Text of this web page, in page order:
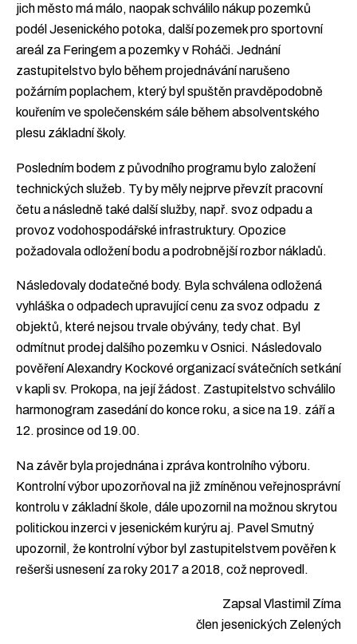
jich město má málo, naopak schválilo nákup pozemků
podél Jesenického potoka, další pozemek pro sportovní
areál za Feringem a pozemky v Roháči. Jednání
zastupitelstvo bylo během projednávání narušeno
požárním poplachem, který byl spuštěn pravděpodobně
kouřením ve společenském sále během absolventského
plesu základní školy.
Posledním bodem z původního programu bylo založení
technických služeb. Ty by měly nejprve převzít pracovní
četu a následně také další služby, např. svoz odpadu a
provoz vodohospodářské infrastruktury. Opozice
požadovala odložení bodu a podrobnější rozbor nákladů.
Následovaly dodatečné body. Byla schválena odložená
vyhláška o odpadech upravující cenu za svoz odpadu z
objektů, které nejsou trvale obývány, tedy chat. Byl
odmítnut prodej dalšího pozemku v Osnici. Následovalo
pověření Alexandry Kockové organizací svátečních setkání
v kapli sv. Prokopa, na její žádost. Zastupitelstvo schválilo
harmonogram zasedání do konce roku, a sice na 19. září a
12. prosince od 19.00.
Na závěr byla projednána i zpráva kontrolního výboru.
Kontrolní výbor upozorňoval na již zmíněnou veřejnosprávní
kontrolu v základní škole, dále upozornil na možnou skrytou
politickou inzerci v jesenickém kurýru aj. Pavel Smutný
upozornil, že kontrolní výbor byl zastupitelstvem pověřen k
rešerši usnesení za roky 2017 a 2018, což neprovedl.
Zapsal Vlastimil Zíma
člen jesenických Zelených